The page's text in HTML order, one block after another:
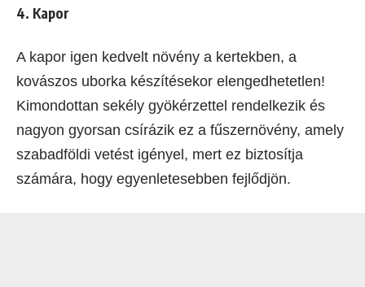
4. Kapor
A kapor igen kedvelt növény a kertekben, a
kovászos uborka készítésekor elengedhetetlen!
Kimondottan sekély gyökérzettel rendelkezik és
nagyon gyorsan csírázik ez a fűszernövény, amely
szabadföldi vetést igényel, mert ez biztosítja
számára, hogy egyenletesebben fejlődjön.